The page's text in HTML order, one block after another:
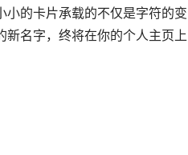
的卡片承载的不仅是字符的变
名字，终将在你的个人主页上